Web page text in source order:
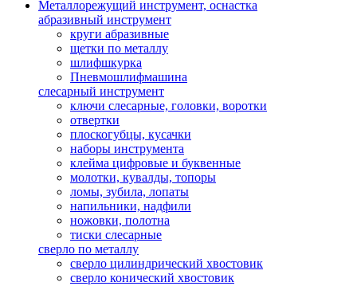
Металлорежущий инструмент, оснастка
абразивный инструмент
круги абразивные
щетки по металлу
шлифшкурка
Пневмошлифмашина
слесарный инструмент
ключи слесарные, головки, воротки
отвертки
плоскогубцы, кусачки
наборы инструмента
клейма цифровые и буквенные
молотки, кувалды, топоры
ломы, зубила, лопаты
напильники, надфили
ножовки, полотна
тиски слесарные
сверло по металлу
сверло цилиндрический хвостовик
сверло конический хвостовик